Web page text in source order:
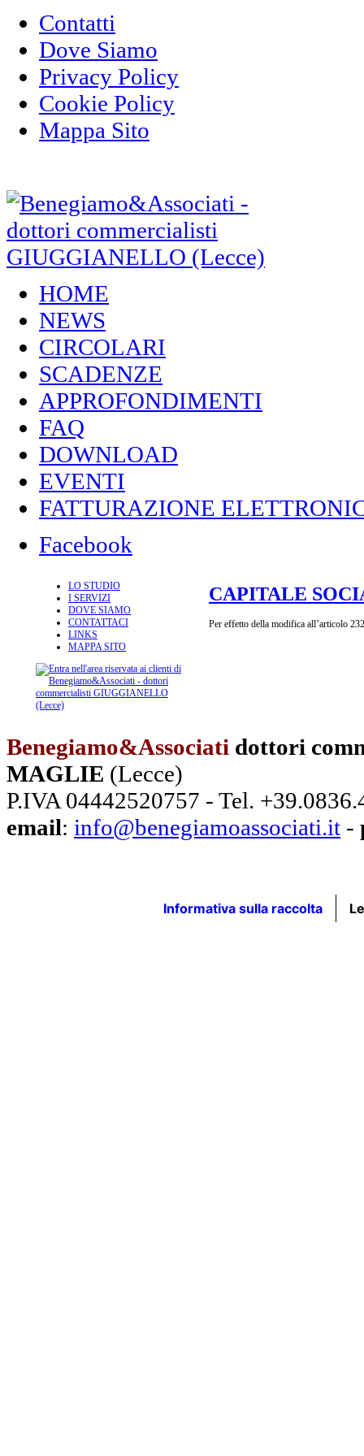
Contatti
Dove Siamo
Privacy Policy
Cookie Policy
Mappa Sito
HOME
NEWS
CIRCOLARI
SCADENZE
APPROFONDIMENTI
FAQ
DOWNLOAD
EVENTI
FATTURAZIONE
Facebook
LO STUDIO
I SERVIZI
DOVE SIAMO
CONTATTACI
LINKS
MAPPA SITO
CAPITALE
Per effetto della modifica all’articolo
Benegiamo&Associati dottori
MAGLIE (Lecce)
P.IVA 04442520757 - Tel.
email: info@benegiamoassociati.it -
Informativa sulla raccolta